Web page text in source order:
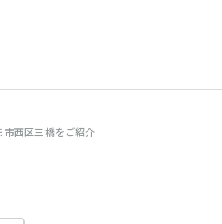
市西区三橋をご紹介